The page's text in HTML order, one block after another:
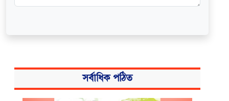
সর্বাধিক পঠিত